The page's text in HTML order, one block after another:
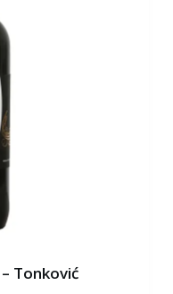
Tonković